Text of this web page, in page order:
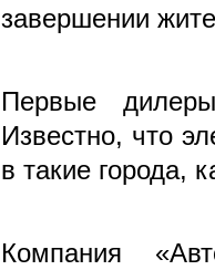
завершении
Первые
Известно, что
в такие города,
Компания